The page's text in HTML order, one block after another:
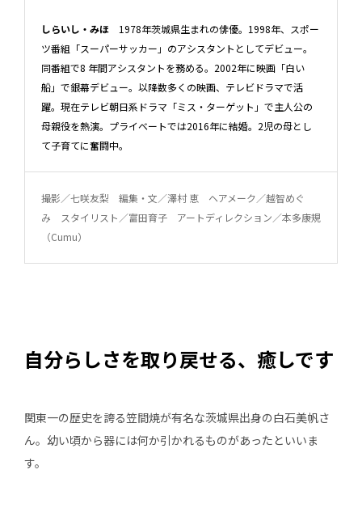
しらいし・みほ
1978年茨城県生まれの俳優。1998年、スポー
ツ番組「スーパーサッカー」のアシスタントとしてデビュー。
同番組で8 年間アシスタントを務める。2002年に映画「白い
船」で銀幕デビュー。以降数多くの映画、テレビドラマで活
躍。現在テレビ朝日系ドラマ「ミス・ターゲット」で主人公の
母親役を熱演。プライベートでは2016年に結婚。2児の母とし
て子育てに奮闘中。
撮影／七咲友梨 編集・文／澤村 恵 ヘアメーク／越智めぐ
み スタイリスト／富田育子 アートディレクション／本多康規
（Cumu）
自分らしさを取り戻せる、癒しです
関東一の歴史を誇る笠間焼が有名な茨城県出身の白石美帆さ
ん。幼い頃から器には何か引かれるものがあったといいま
す。